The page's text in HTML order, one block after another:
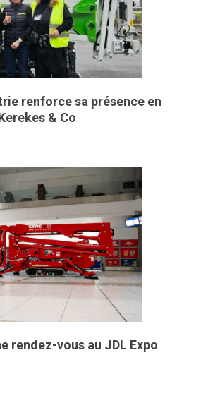
renforce sa présence en
& Co
rendez-vous au JDL Expo